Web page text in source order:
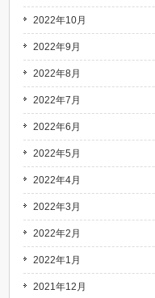
2022年10月
2022年9月
2022年8月
2022年7月
2022年6月
2022年5月
2022年4月
2022年3月
2022年2月
2022年1月
2021年12月